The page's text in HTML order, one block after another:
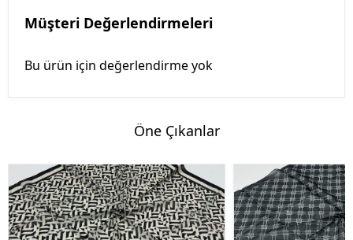
Müşteri Değerlendirmeleri
Bu ürün için değerlendirme yok
Öne Çıkanlar